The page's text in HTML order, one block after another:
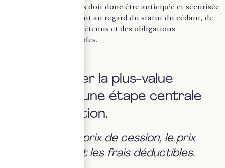
Une cession de titres doit donc être anticipée et sécurisée
en amont, notamment au regard du statut du cédant, de
la nature des titres détenus et des obligations
déclaratives applicables.
I- Déterminer la plus-value
imposable : une étape centrale
de sécurisation.
a. Identifier le prix de cession, le prix
d’acquisition et les frais déductibles.